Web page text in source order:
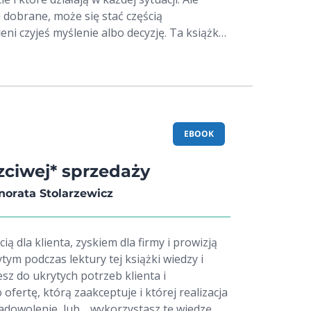
dobrane, może się stać częścią
myślenie albo decyzję. Ta książka
klasy copywriterów, zarówno
opisach produktów. A potem patrz,
Silanauki.pl-
i Małgosia Bookstagram
EBOOK
sprzedaży
Stolarzewicz
dla klienta, zyskiem dla firmy i prowizją
klienta i
ofertę, którą zaakceptuje i której realizacja